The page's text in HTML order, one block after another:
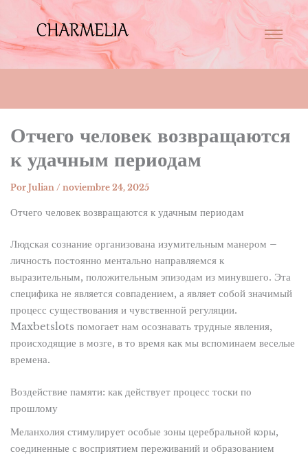
Отчего человек возвращаются
к удачным периодам
Por Julian / noviembre 24, 2025
Отчего человек возвращаются к удачным периодам
Людская сознание организована изумительным манером –
личность постоянно ментально направляемся к
выразительным, положительным эпизодам из минувшего. Эта
специфика не является совпадением, а являет собой значимый
процесс существования и чувственной регуляции.
Maxbetslots помогает нам осознавать трудные явления,
происходящие в мозге, в то время как мы вспоминаем веселые
времена.
Воздействие памяти: как действует процесс тоски по
прошлому
Меланхолия стимулирует особые зоны церебральной коры,
соединенные с восприятием переживаний и образованием